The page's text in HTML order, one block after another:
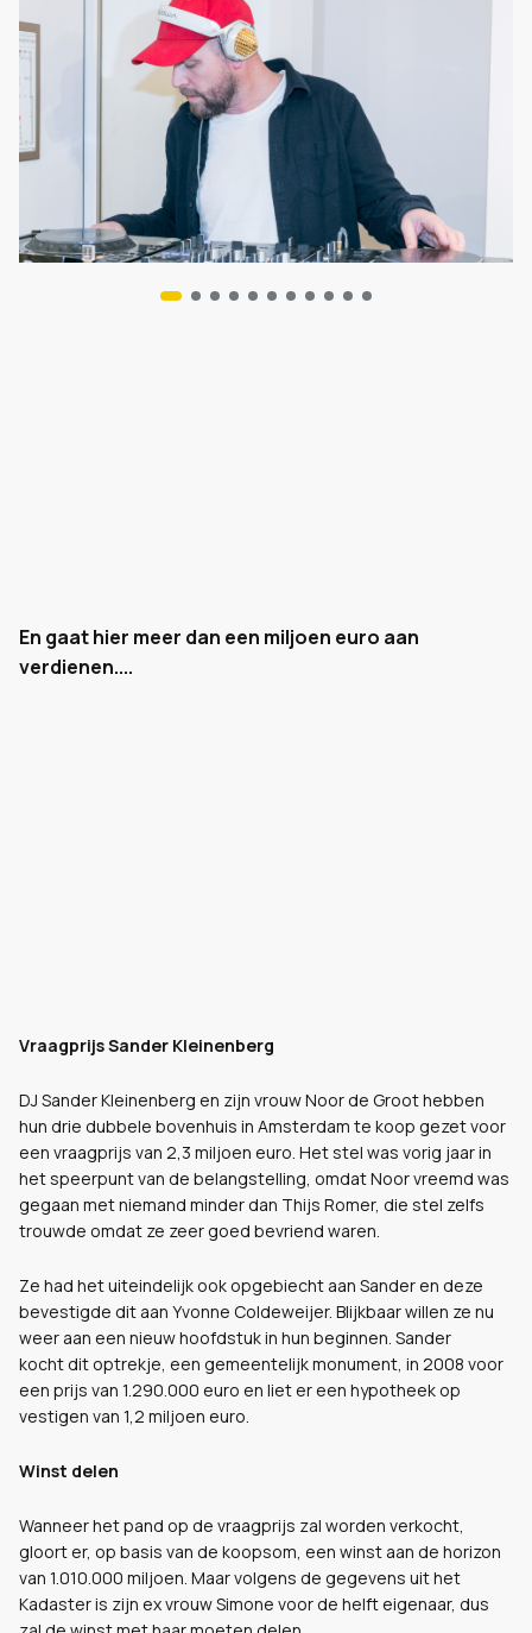
En gaat hier meer dan een miljoen euro aan
verdienen....
Vraagprijs Sander Kleinenberg
DJ Sander Kleinenberg en zijn vrouw Noor de Groot hebben
hun drie dubbele bovenhuis in Amsterdam te koop gezet voor
een vraagprijs van 2,3 miljoen euro. Het stel was vorig jaar in
het speerpunt van de belangstelling, omdat Noor vreemd was
gegaan met niemand minder dan Thijs Romer, die stel zelfs
trouwde omdat ze zeer goed bevriend waren.
Ze had het uiteindelijk ook opgebiecht aan Sander en deze
bevestigde dit aan Yvonne Coldeweijer. Blijkbaar willen ze nu
weer aan een nieuw hoofdstuk in hun beginnen. Sander
kocht dit optrekje, een gemeentelijk monument, in 2008 voor
een prijs van 1.290.000 euro en liet er een hypotheek op
vestigen van 1,2 miljoen euro.
Winst delen
Wanneer het pand op de vraagprijs zal worden verkocht,
gloort er, op basis van de koopsom, een winst aan de horizon
van 1.010.000 miljoen. Maar volgens de gegevens uit het
Kadaster is zijn ex vrouw Simone voor de helft eigenaar, dus